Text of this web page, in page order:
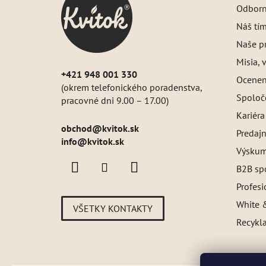
+421 948 001 330
(okrem telefonického poradenstva,
pracovné dni 9.00 – 17.00)
obchod@kvitok.sk
info@kvitok.sk
VŠETKY KONTAKTY
Náš tím
Naše
Misia,
Kariéra
B2B
White